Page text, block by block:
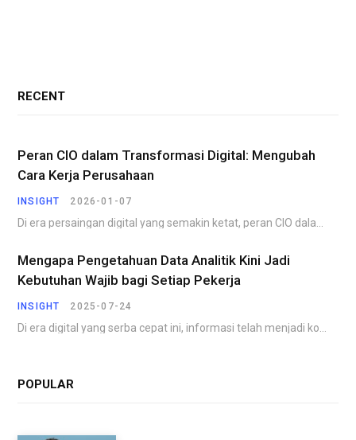
RECENT
Peran CIO dalam Transformasi Digital: Mengubah
Cara Kerja Perusahaan
INSIGHT 2026-01-07
Mengapa Pengetahuan Data Analitik Kini Jadi
Kebutuhan Wajib bagi Setiap Pekerja
INSIGHT 2025-07-24
POPULAR